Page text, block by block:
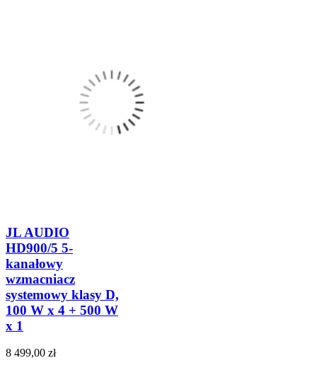
JL AUDIO
HD900/5 5-
kanałowy
wzmacniacz
systemowy klasy D,
100 W x 4 + 500 W
x 1
8 499,00 zł